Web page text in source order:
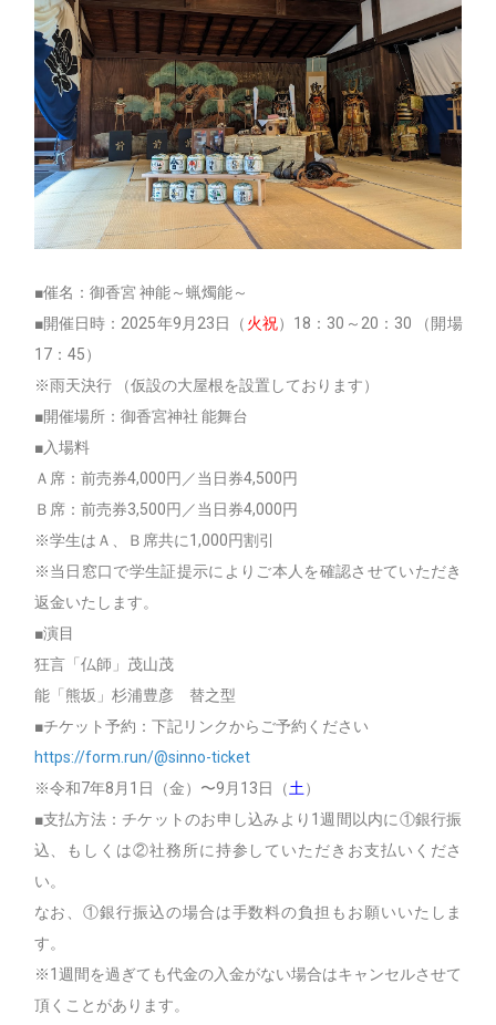
■催名：御香宮 神能～蝋燭能～
■開催日時：2025年9月23日（ 火祝）18：30～20：30 （開場
17：45）
※雨天決行 （仮設の大屋根を設置しております）
■開催場所：御香宮神社 能舞台
■入場料
Ａ席：前売券4,000円／当日券4,500円
Ｂ席：前売券3,500円／当日券4,000円
※学生はＡ、Ｂ席共に1,000円割引
※当日窓口で学生証提示によりご本人を確認させていただき
返金いたします。
■演目
狂言「仏師」茂山茂
能「熊坂」杉浦豊彦 替之型
■チケット予約：下記リンクからご予約ください
https://form.run/@sinno-ticket
※令和7年8月1日（金）〜9月13日（土）
■支払方法：チケットのお申し込みより1週間以内に①銀行振
込、もしくは②社務所に持参していただきお支払いくださ
い。
なお、①銀行振込の場合は手数料の負担もお願いいたしま
す。
※1週間を過ぎても代金の入金がない場合はキャンセルさせて
頂くことがあります。